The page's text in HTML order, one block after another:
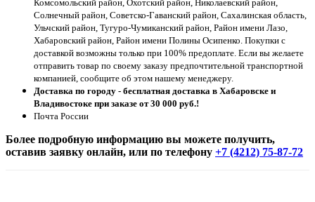
Комсомольский район, Охотский район, Николаевский район,
Солнечный район, Советско-Гаванский район, Сахалинская область,
Ульчский район, Тугуро-Чумиканский район, Район имени Лазо,
Хабаровский район, Район имени Полины Осипенко. Покупки с
доставкой возможны только при 100% предоплате. Если вы желаете
отправить товар по своему заказу предпочтительной транспортной
компанией, сообщите об этом нашему менеджеру.
Доставка по городу - бесплатная доставка в Хабаровске и
Владивостоке при заказе от 30 000 руб.!
Почта России
Более подробную информацию вы можете получить,
оставив заявку онлайн, или по телефону +7 (4212) 75-87-72